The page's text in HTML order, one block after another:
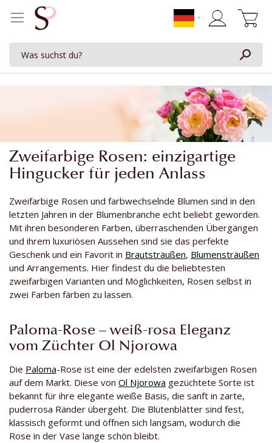
Zweifarbige Rosen: einzigartige
Hingucker für jeden Anlass
Zweifarbige Rosen und farbwechselnde Blumen sind in den
letzten Jahren in der Blumenbranche echt beliebt geworden.
Mit ihren besonderen Farben, überraschenden Übergängen
und ihrem luxuriösen Aussehen sind sie das perfekte
Geschenk und ein Favorit in Brautsträußen, Blumensträußen
und Arrangements. Hier findest du die beliebtesten
zweifarbigen Varianten und Möglichkeiten, Rosen selbst in
zwei Farben färben zu lassen.
Paloma-Rose – weiß-rosa Eleganz
vom Züchter Ol Njorowa
Die Paloma-Rose ist eine der edelsten zweifarbigen Rosen
auf dem Markt. Diese von Ol Njorowa gezüchtete Sorte ist
bekannt für ihre elegante weiße Basis, die sanft in zarte,
puderrosa Ränder übergeht. Die Blütenblätter sind fest,
klassisch geformt und öffnen sich langsam, wodurch die
Rose in der Vase lange schön bleibt.